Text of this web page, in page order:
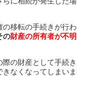
移転の手続きが行わ
の財産の所有者が不明
の財産として手続き
なくなってしまいま